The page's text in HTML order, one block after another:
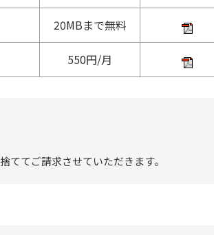
20MBまで無料
550円/月
ててご請求させていただきます。